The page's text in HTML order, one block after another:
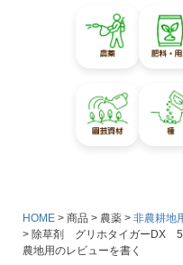
HOME 商品 農薬
非農耕地
除草剤 グリホタイガーDX
農地用のレビューを書く